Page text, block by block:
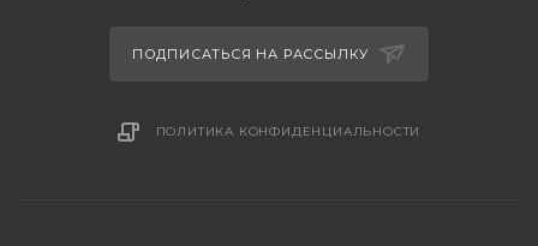
ПОДПИСАТЬСЯ НА РАССЫЛКУ
ПОЛИТИКА КОНФИДЕНЦИАЛЬНОСТИ